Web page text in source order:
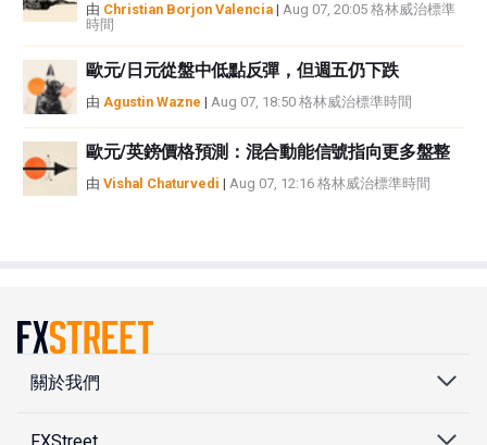
由 Christian Borjon Valencia | Aug 07, 20:05 格林威治標準
時間
歐元/日元從盤中低點反彈，但週五仍下跌
由 Agustin Wazne | Aug 07, 18:50 格林威治標準時間
歐元/英鎊價格預測：混合動能信號指向更多盤整
由 Vishal Chaturvedi | Aug 07, 12:16 格林威治標準時間
關於我們